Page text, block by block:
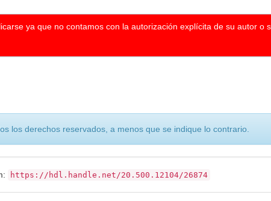
ya que no contamos con la autorización explícita de su autor o
los derechos reservados, a menos que se indique lo contrario.
https://hdl.handle.net/20.500.12104/26874